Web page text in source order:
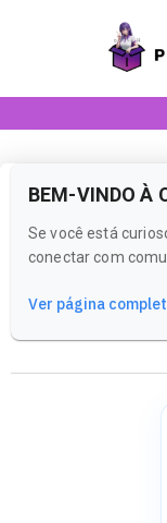
BEM-VINDO À
Se você está
conectar com
Ver página